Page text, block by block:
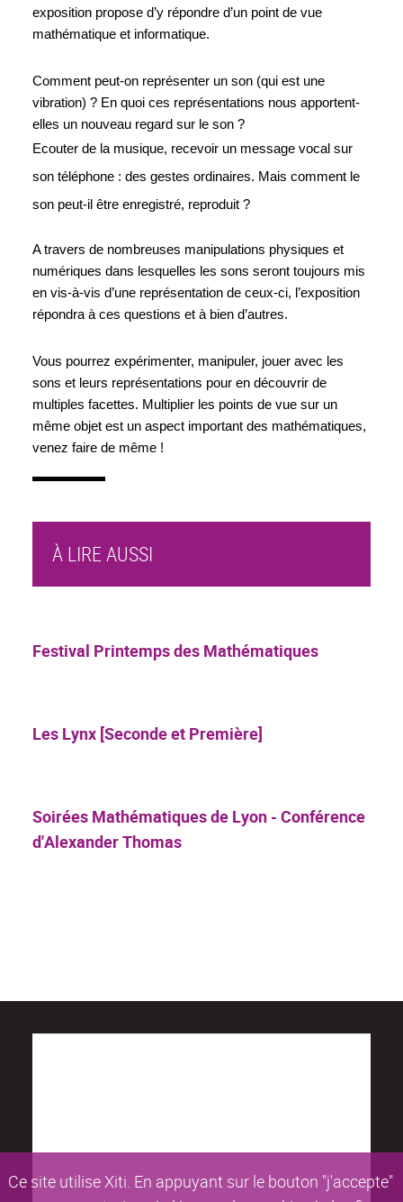
Ce site utilise Xiti. En appuyant sur le bouton "j'accepte"
exposition propose d’y répondre d’un point de vue
mathématique et informatique.
Comment peut-on représenter un son (qui est une
vibration) ? En quoi ces représentations nous apportent-
elles un nouveau regard sur le son ?
Ecouter de la musique, recevoir un message vocal sur
son téléphone : des gestes ordinaires. Mais comment le
son peut-il être enregistré, reproduit ?
A travers de nombreuses manipulations physiques et
numériques dans lesquelles les sons seront toujours mis
en vis-à-vis d’une représentation de ceux-ci, l’exposition
répondra à ces questions et à bien d’autres.
Vous pourrez expérimenter, manipuler, jouer avec les
sons et leurs représentations pour en découvrir de
multiples facettes. Multiplier les points de vue sur un
même objet est un aspect important des mathématiques,
venez faire de même !
À LIRE AUSSI
Festival Printemps des Mathématiques
Les Lynx [Seconde et Première]
Soirées Mathématiques de Lyon - Conférence
d'Alexander Thomas